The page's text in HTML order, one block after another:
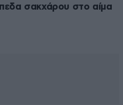
σακχάρου στο αίμα